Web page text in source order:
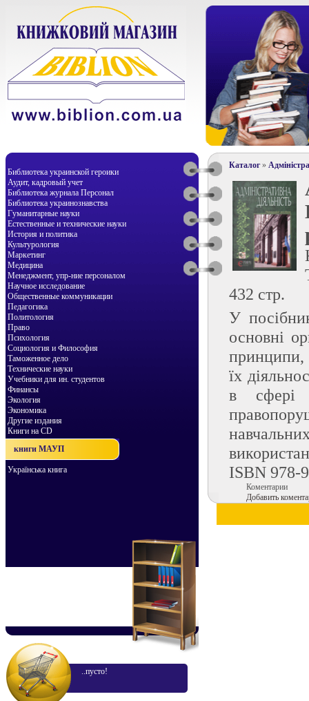
Библиотека украинской героики
Аудит, кадровый учет
Библиотека журнала Персонал
Библиотека украинознавства
Гуманитарные науки
Естественные и технические науки
История и политика
Культурология
Маркетинг
Медицина
Менеджмент, упр-ние персоналом
Научное исследование
Общественные коммуникации
Педагогика
Политология
Право
Психология
Социология и Философия
Таможенное дело
Технические науки
Учебники для ин. студентов
Финансы
Экология
Экономика
Другие издания
Книги на CD
книги МАУП
Українська книга
..пусто!
Каталог»
432 стр.
У
основні
принципи,
їх
в сфері
ISBN 978-
Коментарии
Добавить